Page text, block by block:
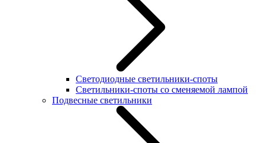
Светодиодные светильники-споты
Светильники-споты со сменяемой лампой
Подвесные светильники